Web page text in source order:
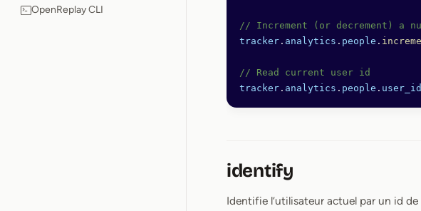
OpenReplay CLI
// Increment (or decrement) a
tracker . analytics . people .
// Read current user id
tracker . analytics . people . user_id
identify
Identifie l’utilisateur actuel par un id